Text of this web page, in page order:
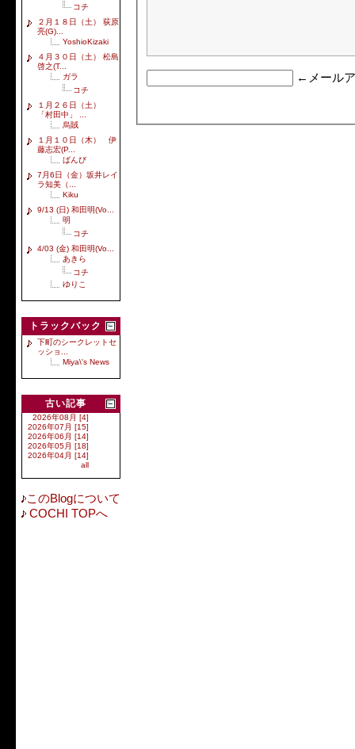
コチ
２月１８日（土） 荻原
亮(G)...
YoshioKizaki
４月３０日（土） 松島
啓之(T...
ガラ
コチ
１月２６日（土）
「村田中」 ...
烏賊
１月１０日（木） 伊
藤志宏(P...
ばんび
7月6日（金）坂井レイ
ラ知美（...
Kiku
9/13 (日) 和田明(Vo...
明
コチ
4/03 (金) 和田明(Vo...
あきら
コチ
ゆりこ
トラックバック
下町のシークレットセ
ッショ...
Miya\'s News
古い記事
2026年08月 [4]
2026年07月 [15]
2026年06月 [14]
2026年05月 [18]
2026年04月 [14]
all
このBlogについて
COCHI TOPへ
←メール